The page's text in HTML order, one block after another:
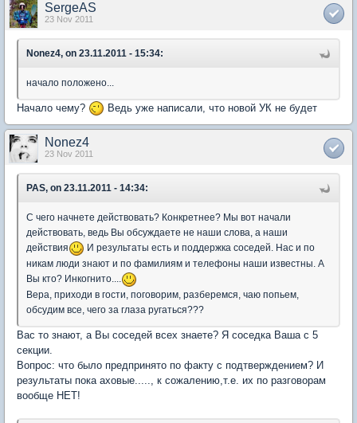
SergeAS
23 Nov 2011
Nonez4, on 23.11.2011 - 15:34:
начало положено...
Начало чему? Ведь уже написали, что новой УК не будет
Nonez4
23 Nov 2011
PAS, on 23.11.2011 - 14:34:
С чего начнете действовать? Конкретнее? Мы вот начали
действовать, ведь Вы обсуждаете не наши слова, а наши
действия
И результаты есть и поддержка соседей. Нас и по
никам люди знают и по фамилиям и телефоны наши известны. А
Вы кто? Инкогнито....
Вера, приходи в гости, поговорим, разберемся, чаю попьем,
обсудим все, чего за глаза ругаться???
Вас то знают, а Вы соседей всех знаете? Я соседка Ваша с 5
секции.
Вопрос: что было предпринято по факту с подтверждением? И
результаты пока аховые....., к сожалению,т.е. их по разговорам
вообще НЕТ!